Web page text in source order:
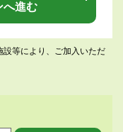
へ進む
等により、ご加入いただ